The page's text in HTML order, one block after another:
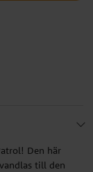
Den här
till den